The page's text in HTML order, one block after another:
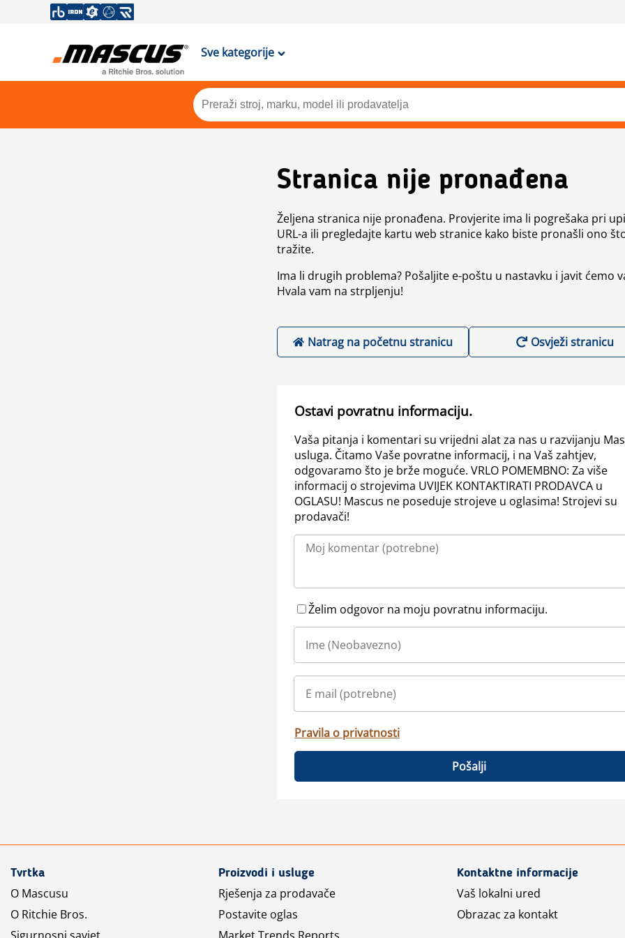
Sve kategorije
Stranica nije pronađena
Željena stranica nije pronađena. Provjerite ima li pogrešaka pri
URL-a ili pregledajte kartu web stranice kako biste pronašli ono
tražite.
Ima li drugih problema? Pošaljite e-poštu u nastavku i javit ćemo
Hvala vam na strpljenju!
Natrag na početnu stranicu Osvježi stranicu
Ostavi povratnu informaciju.
Vaša pitanja i komentari su vrijedni alat za nas u razvijanju
usluga. Čitamo Vaše povratne informacij, i na Vaš zahtjev,
odgovaramo što je brže moguće. VRLO POMEMBNO: Za više
informacij o strojevima UVIJEK KONTAKTIRATI PRODAVCA u
OGLASU! Mascus ne poseduje strojeve u oglasima! Strojevi su
prodavači!
Želim odgovor na moju povratnu informaciju.
Pravila o privatnosti
Pošalji
Tvrtka
O Mascusu
O Ritchie Bros.
Proizvodi i usluge
Rješenja za prodavače
Postavite oglas
Kontaktne informacije
Vaš lokalni ured
Obrazac za kontakt